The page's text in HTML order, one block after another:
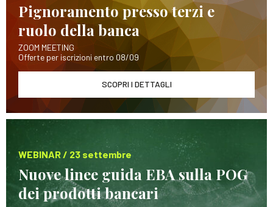
Pignoramento presso terzi e
ruolo della banca
ZOOM MEETING
Offerte per iscrizioni entro 08/09
SCOPRI I DETTAGLI
WEBINAR / 23 settembre
Nuove linee guida EBA sulla POG
dei prodotti bancari